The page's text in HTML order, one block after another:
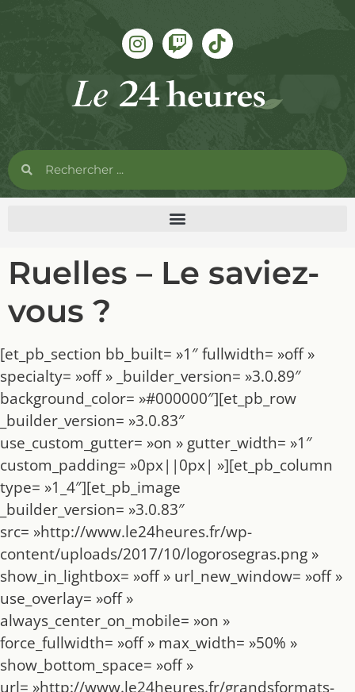
Ruelles – Le saviez-
vous ?
[et_pb_section bb_built= »1″ fullwidth= »off »
specialty= »off » _builder_version= »3.0.89″
background_color= »#000000″][et_pb_row
_builder_version= »3.0.83″
use_custom_gutter= »on » gutter_width= »1″
custom_padding= »0px||0px| »][et_pb_column
type= »1_4″][et_pb_image
_builder_version= »3.0.83″
src= »http://www.le24heures.fr/wp-
content/uploads/2017/10/logorosegras.png »
show_in_lightbox= »off » url_new_window= »off »
use_overlay= »off »
always_center_on_mobile= »on »
force_fullwidth= »off » max_width= »50% »
show_bottom_space= »off »
url= »http://www.le24heures.fr/grandsformats-